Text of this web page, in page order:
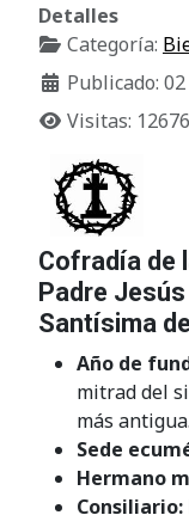
Detalles
Categoría:
Publicado:
Visitas: 12676
Cofradía de
Padre
Santísima
Año de
mitrad del
más
Sede
Hermano
Consiliario: